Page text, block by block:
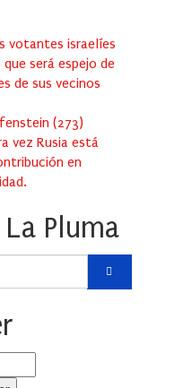
votantes israelíes
será espejo de
de sus vecinos
(273)
vez Rusia está
en
Pluma